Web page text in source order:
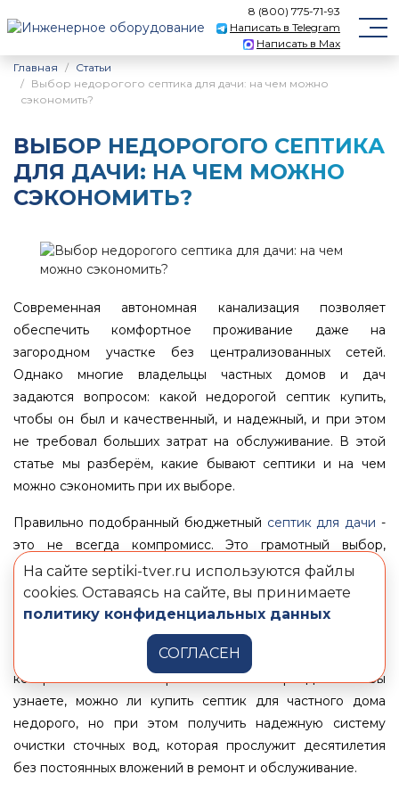
8 (800) 775-71-93
Написать в Telegram
Написать в Max
Главная
Статьи
Выбор недорогого септика для дачи: на чем можно
сэкономить?
ВЫБОР НЕДОРОГОГО СЕПТИКА
ДЛЯ ДАЧИ: НА ЧЕМ МОЖНО
СЭКОНОМИТЬ?
Современная автономная канализация позволяет
обеспечить комфортное проживание даже на
загородном участке без централизованных сетей.
Однако многие владельцы частных домов и дач
задаются вопросом: какой недорогой септик купить,
чтобы он был и качественный, и надежный, и при этом
не требовал больших затрат на обслуживание. В этой
статье мы разберём, какие бывают септики и на чем
можно сэкономить при их выборе.
Правильно подобранный бюджетный септик для дачи -
это не всегда компромисс. Это грамотный выбор,
основанный на понимании реальных потребностей, типа
грунта и интенсивности использования автономной
канализации. В этой статье разберем, какой недорогой
септик для дома и дачи купить, чтобы не переплачивать
за ненужные функции, и где проходит та грань, на
которой экономия перестает быть оправданной. Вы
узнаете, можно ли купить септик для частного дома
недорого, но при этом получить надежную систему
очистки сточных вод, которая прослужит десятилетия
без постоянных вложений в ремонт и обслуживание.
На сайте septiki-tver.ru используются файлы
cookies. Оставаясь на сайте, вы принимаете
политику конфиденциальных данных
СОГЛАСЕН